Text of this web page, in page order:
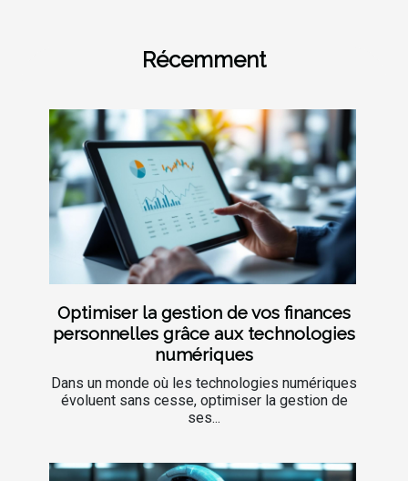
Récemment
Optimiser la gestion de vos finances
personnelles grâce aux technologies
numériques
Dans un monde où les technologies numériques
évoluent sans cesse, optimiser la gestion de
ses...